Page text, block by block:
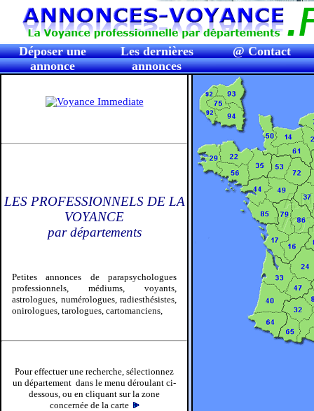
Déposer une
annonce
Les dernières
annonces
@ Contact
LES PROFESSIONNELS DE LA
VOYANCE
par départements
Petites annonces de parapsychologues
professionnels, médiums, voyants,
astrologues, numérologues, radiesthésistes,
onirologues, tarologues, cartomanciens,
Pour effectuer une recherche, sélectionnez
un département dans le menu déroulant ci-
dessous, ou en cliquant sur la zone
concernée de la carte